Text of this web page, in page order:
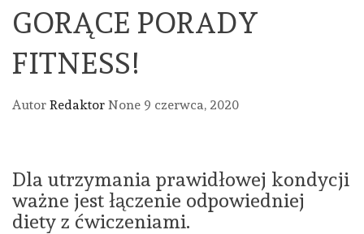
GORĄCE PORADY
FITNESS!
Autor Redaktor None 9 czerwca, 2020
Dla utrzymania prawidłowej kondycji
ważne jest łączenie odpowiedniej
diety z ćwiczeniami.